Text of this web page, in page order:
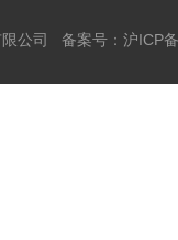
公司 备案号： 沪ICP